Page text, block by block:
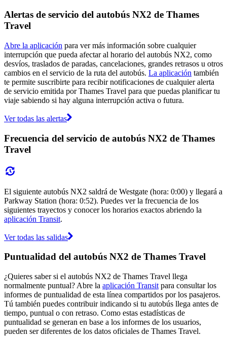
Alertas de servicio del autobús NX2 de Thames
Travel
Abre la aplicación para ver más información sobre cualquier
interrupción que pueda afectar al horario del autobús NX2, como
desvíos, traslados de paradas, cancelaciones, grandes retrasos u otros
cambios en el servicio de la ruta del autobús. La aplicación también
te permite suscribirte para recibir notificaciones de cualquier alerta
de servicio emitida por Thames Travel para que puedas planificar tu
viaje sabiendo si hay alguna interrupción activa o futura.
Ver todas las alertas
Frecuencia del servicio de autobús NX2 de Thames
Travel
El siguiente autobús NX2 saldrá de Westgate (hora: 0:00) y llegará a
Parkway Station (hora: 0:52). Puedes ver la frecuencia de los
siguientes trayectos y conocer los horarios exactos abriendo la
aplicación Transit.
Ver todas las salidas
Puntualidad del autobús NX2 de Thames Travel
¿Quieres saber si el autobús NX2 de Thames Travel llega
normalmente puntual? Abre la aplicación Transit para consultar los
informes de puntualidad de esta línea compartidos por los pasajeros.
Tú también puedes contribuir indicando si tu autobús llega antes de
tiempo, puntual o con retraso. Como estas estadísticas de
puntualidad se generan en base a los informes de los usuarios,
pueden ser diferentes de los datos oficiales de Thames Travel.